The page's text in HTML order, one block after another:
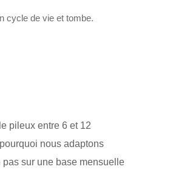
cycle de vie et tombe.
pileux entre 6 et 12
nous adaptons
sur une base mensuelle